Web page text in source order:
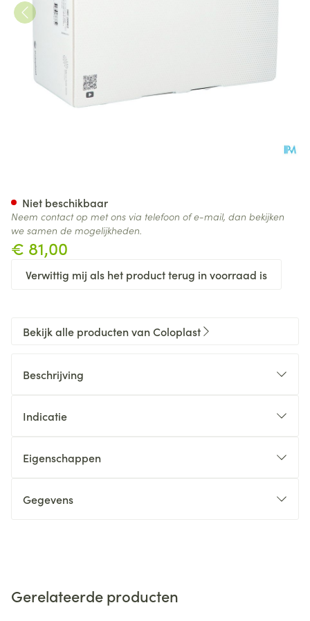
€ 81,00
Verwittig mij als het product terug in voorraad is
Niet beschikbaar
Neem contact op met ons via telefoon of e-mail, dan bekijken
we samen de mogelijkheden.
Bekijk alle producten van Coloplast
Beschrijving
Indicatie
Eigenschappen
Gegevens
Gerelateerde producten